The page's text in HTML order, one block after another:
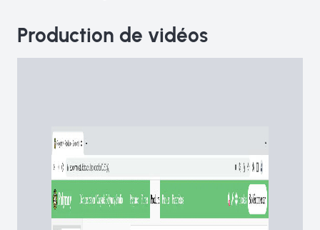
Production de vidéos